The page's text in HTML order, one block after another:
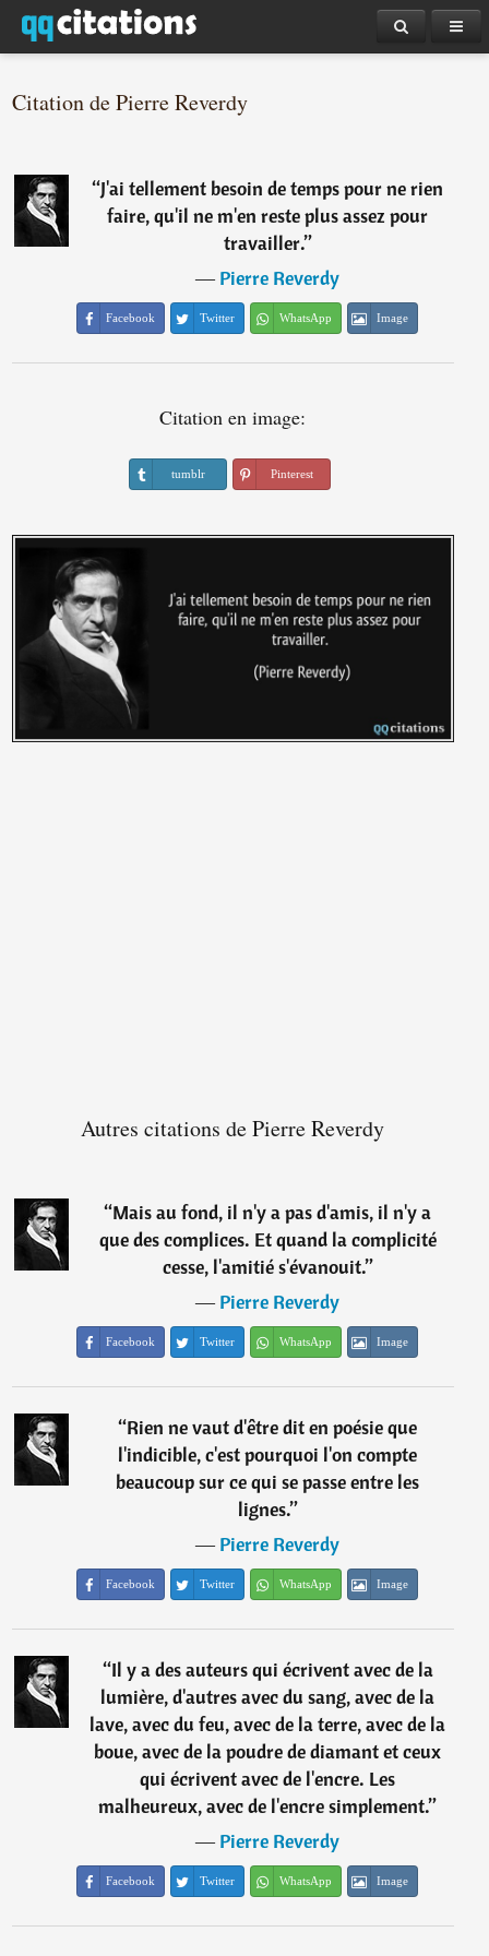
Citation de Pierre Reverdy
“J'ai tellement besoin de temps pour ne rien
faire, qu'il ne m'en reste plus assez pour
travailler.”
―Pierre Reverdy
Facebook Twitter WhatsApp Image
Citation en image:
tumblr Pinterest
Autres citations de Pierre Reverdy
“Mais au fond, il n'y a pas d'amis, il n'y a
que des complices. Et quand la complicité
cesse, l'amitié s'évanouit.”
―Pierre Reverdy
Facebook Twitter WhatsApp Image
“Rien ne vaut d'être dit en poésie que
l'indicible, c'est pourquoi l'on compte
beaucoup sur ce qui se passe entre les
lignes.”
―Pierre Reverdy
Facebook Twitter WhatsApp Image
“Il y a des auteurs qui écrivent avec de la
lumière, d'autres avec du sang, avec de la
lave, avec du feu, avec de la terre, avec de la
boue, avec de la poudre de diamant et ceux
qui écrivent avec de l'encre. Les
malheureux, avec de l'encre simplement.”
―Pierre Reverdy
Facebook Twitter WhatsApp Image